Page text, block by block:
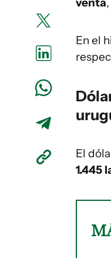
En el
El
1.445